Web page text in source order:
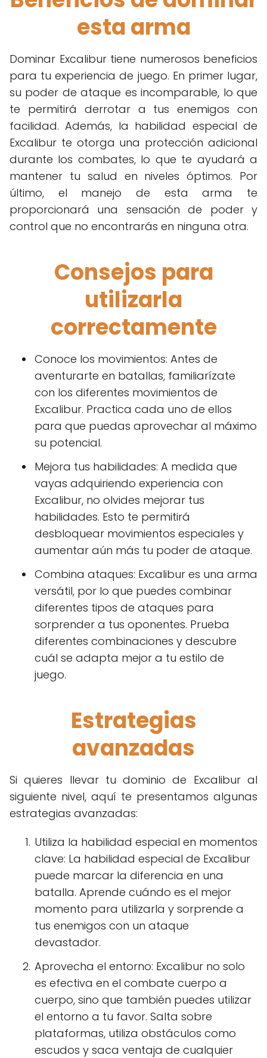
esta arma
Dominar Excalibur tiene numerosos beneficios
para tu experiencia de juego. En primer lugar,
su poder de ataque es incomparable, lo que
te permitirá derrotar a tus enemigos con
facilidad. Además, la habilidad especial de
Excalibur te otorga una protección adicional
durante los combates, lo que te ayudará a
mantener tu salud en niveles óptimos. Por
último, el manejo de esta arma te
proporcionará una sensación de poder y
control que no encontrarás en ninguna otra.
Consejos para
utilizarla
correctamente
Conoce los movimientos: Antes de
aventurarte en batallas, familiarízate
con los diferentes movimientos de
Excalibur. Practica cada uno de ellos
para que puedas aprovechar al máximo
su potencial.
Mejora tus habilidades: A medida que
vayas adquiriendo experiencia con
Excalibur, no olvides mejorar tus
habilidades. Esto te permitirá
desbloquear movimientos especiales y
aumentar aún más tu poder de ataque.
Combina ataques: Excalibur es una arma
versátil, por lo que puedes combinar
diferentes tipos de ataques para
sorprender a tus oponentes. Prueba
diferentes combinaciones y descubre
cuál se adapta mejor a tu estilo de
juego.
Estrategias
avanzadas
Si quieres llevar tu dominio de Excalibur al
siguiente nivel, aquí te presentamos algunas
estrategias avanzadas:
Utiliza la habilidad especial en momentos
clave: La habilidad especial de Excalibur
puede marcar la diferencia en una
batalla. Aprende cuándo es el mejor
momento para utilizarla y sorprende a
tus enemigos con un ataque
devastador.
Aprovecha el entorno: Excalibur no solo
es efectiva en el combate cuerpo a
cuerpo, sino que también puedes utilizar
el entorno a tu favor. Salta sobre
plataformas, utiliza obstáculos como
escudos y saca ventaja de cualquier